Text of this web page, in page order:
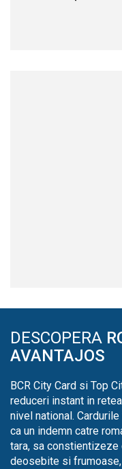
DESCOPERA
AVANTAJOS
BCR City Card si Top
reduceri instant in
nivel national.
ca un indemn catre
tara, sa
deosebite si